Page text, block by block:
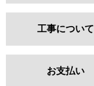
工事について
お支払い